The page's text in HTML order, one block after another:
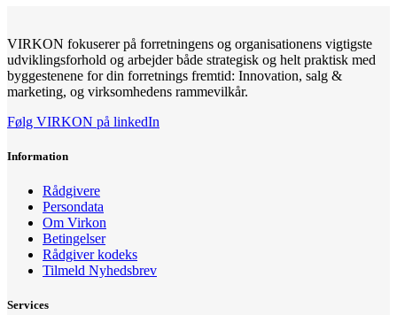
VIRKON fokuserer på forretningens og organisationens vigtigste
udviklingsforhold og arbejder både strategisk og helt praktisk med
byggestenene for din forretnings fremtid: Innovation, salg &
marketing, og virksomhedens rammevilkår.
Følg VIRKON på linkedIn
Information
Rådgivere
Persondata
Om Virkon
Betingelser
Rådgiver kodeks
Tilmeld Nyhedsbrev
Services